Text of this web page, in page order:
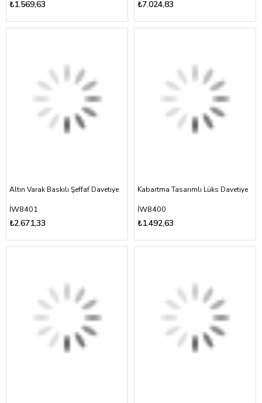
₺1.569,63 ₺7.024,83
Altın Varak Baskılı Şeffaf Davetiye
İW8401
₺2.671,33
Kabartma Tasarımlı Lüks Davetiye
İW8400
₺1.492,63